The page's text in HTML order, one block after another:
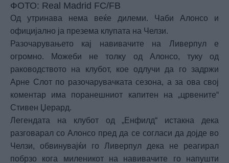
ФОТО: Real Madrid FC/FB
Од утринава нема веќе дилеми. Чаби Алонсо и
официјално ја презема клупата на Челзи.
Разочарувањето кај навивачите на Ливерпул е
огромно. Можеби не толку од Алонсо, туку од
раководството на клубот, кое одлучи да го задржи
Арне Слот по разочарувачката сезона, а за ова свој
коментар има поранешниот капитен на „црвените“
Стивен Џерард.
Легендата на клубот од „Енфилд“ истакна дека
разговарал со Алонсо пред да се согласи да дојде во
Челзи, обвинувајќи го Ливерпул дека не реагирал
побрзо кога миленикот на навивачите го напушти